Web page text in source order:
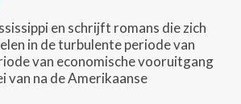
en schrijft romans die zich
in de turbulente periode van
van economische vooruitgang
van na de Amerikaanse